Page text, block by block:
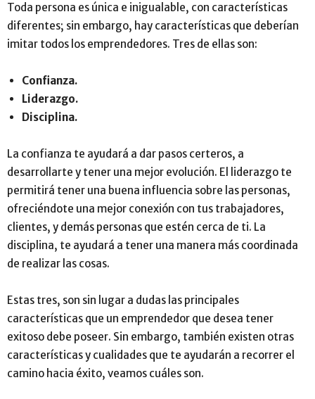
Toda persona es única e inigualable, con características
diferentes; sin embargo, hay características que deberían
imitar todos los emprendedores. Tres de ellas son:
Confianza.
Liderazgo.
Disciplina.
La confianza te ayudará a dar pasos certeros, a
desarrollarte y tener una mejor evolución. El liderazgo te
permitirá tener una buena influencia sobre las personas,
ofreciéndote una mejor conexión con tus trabajadores,
clientes, y demás personas que estén cerca de ti. La
disciplina, te ayudará a tener una manera más coordinada
de realizar las cosas.
Estas tres, son sin lugar a dudas las principales
características que un emprendedor que desea tener
exitoso debe poseer. Sin embargo, también existen otras
características y cualidades que te ayudarán a recorrer el
camino hacia éxito, veamos cuáles son.